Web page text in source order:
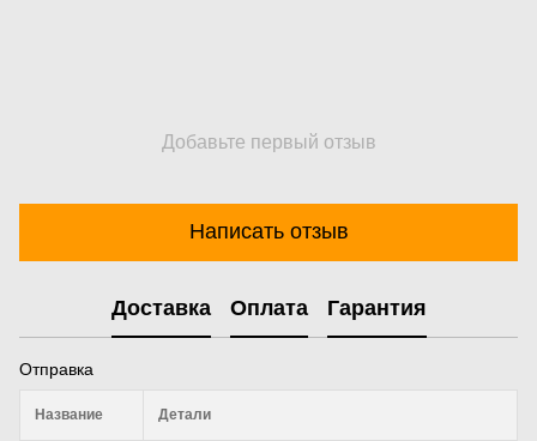
Добавьте первый отзыв
Написать отзыв
Доставка Оплата Гарантия
Отправка
Название Детали